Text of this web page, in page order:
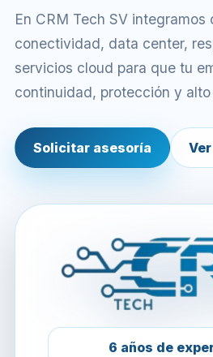
En CRM Tech SV
conectividad, data center,
servicios cloud para que tu
continuidad, protección y
Solicitar asesoría
6 años de